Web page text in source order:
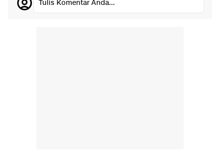
Tulis Komentar Anda...